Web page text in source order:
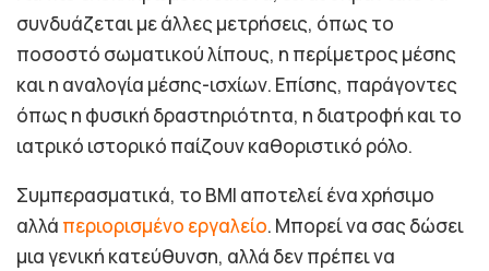
συνδυάζεται με άλλες μετρήσεις, όπως το
ποσοστό σωματικού λίπους, η περίμετρος μέσης
και η αναλογία μέσης-ισχίων. Επίσης, παράγοντες
όπως η φυσική δραστηριότητα, η διατροφή και το
ιατρικό ιστορικό παίζουν καθοριστικό ρόλο.
Συμπερασματικά, το BMI αποτελεί ένα χρήσιμο
αλλά περιορισμένο εργαλείο. Μπορεί να σας δώσει
μια γενική κατεύθυνση, αλλά δεν πρέπει να